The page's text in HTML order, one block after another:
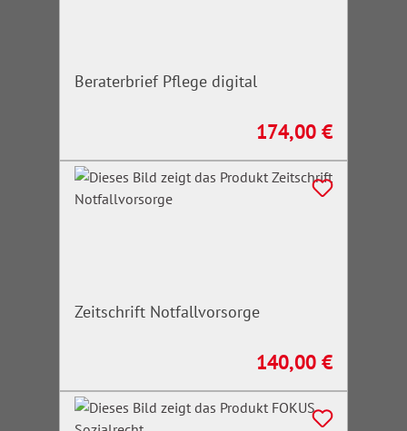
Beraterbrief Pflege digital
Regulärer Preis:
174,00 €
Zeitschrift Notfallvorsorge
Regulärer Preis:
140,00 €